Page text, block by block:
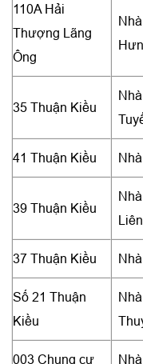
110A Hải
Thượng Lãng
Ông
35 Thuận Kiều
41 Thuận Kiều
39 Thuận Kiều
Liên
37 Thuận Kiều
Số 21 Thuận
Kiều
003 Chung cư